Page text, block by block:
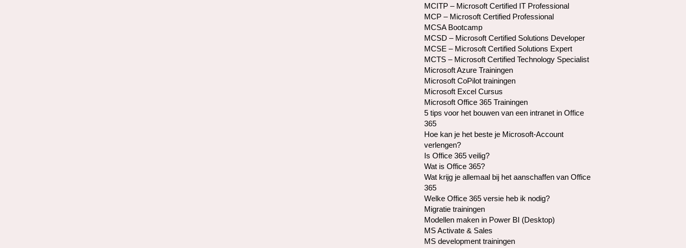
MCITP – Microsoft Certified IT Professional
MCP – Microsoft Certified Professional
MCSA Bootcamp
MCSD – Microsoft Certified Solutions Developer
MCSE – Microsoft Certified Solutions Expert
MCTS – Microsoft Certified Technology Specialist
Microsoft Azure Trainingen
Microsoft CoPilot trainingen
Microsoft Excel Cursus
Microsoft Office 365 Trainingen
5 tips voor het bouwen van een intranet in Office
365
Hoe kan je het beste je Microsoft-Account
verlengen?
Is Office 365 veilig?
Wat is Office 365?
Wat krijg je allemaal bij het aanschaffen van Office
365
Welke Office 365 versie heb ik nodig?
Migratie trainingen
Modellen maken in Power BI (Desktop)
MS Activate & Sales
MS development trainingen